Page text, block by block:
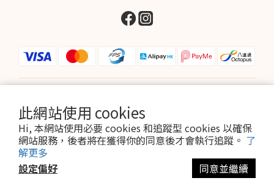
此網站使用 cookies
Hi, 本網站使用必要 cookies 和追蹤型 cookies 以確保
網站服務，後者將在獲得你的同意後才會執行追蹤。 了
解更多
設定偏好
同意並繼續
HKD